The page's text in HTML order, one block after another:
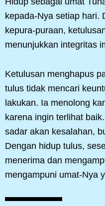
kepada-Nya setiap hari.
kepura-puraan,
menunjukkan integritas
Ketulusan menghapus
tulus tidak mencari
lakukan. Ia menolong
karena ingin terlihat
sadar akan kesalahan,
Dengan hidup tulus,
menerima dan
mengampuni umat-Nya